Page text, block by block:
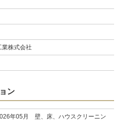
業株式会社
ン
年05月 壁、床、ハウスクリーニン